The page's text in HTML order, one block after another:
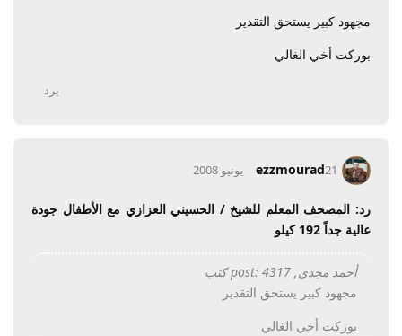
مجهود كبير يستحق التقدير
بوركت أخي الغالي
يرد
ezzmourad21 يونيو 2008
رد: المصحف المعلم للشيخ / الحسيني العزازي مع الأطفال جودة
عالية جداً 192 كيلو
أحمد مجدي, post: 4317 كتب
مجهود كبير يستحق التقدير
بوركت أخي الغالي